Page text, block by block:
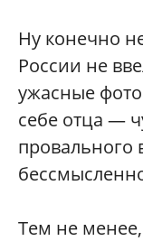
Ну конечно
России не
ужасные
себе отца —
провального
Тем не